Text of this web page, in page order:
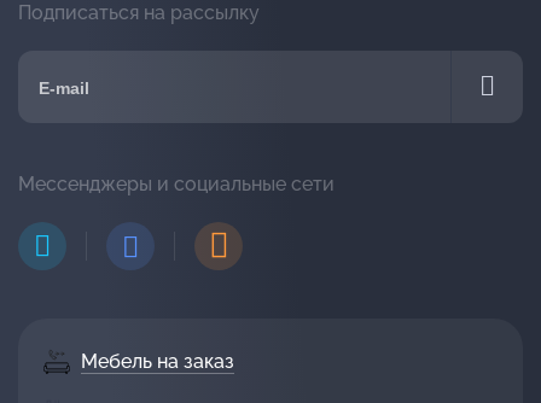
Мебель на заказ
Подписаться на рассылку
Мессенджеры и социальные сети